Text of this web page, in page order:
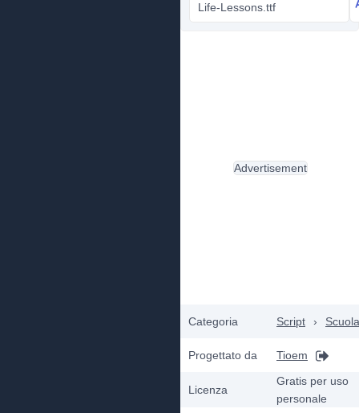
Life-Lessons.ttf
Categoria Script › Scuola
Progettato da Tioem
Licenza
Gratis per uso
personale
Advertisement